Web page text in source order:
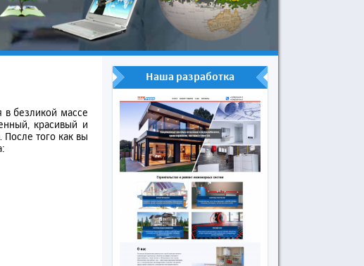
в безликой массе
красивый и
того как вы
Наша разработка